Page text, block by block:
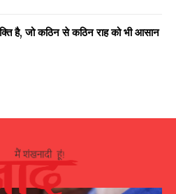
है, जो कठिन से कठिन राह को भी आसान